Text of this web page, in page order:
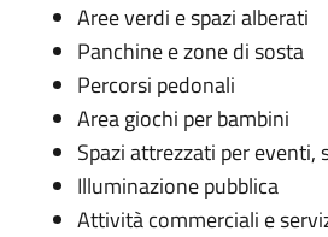
Aree verdi e spazi alberati
Panchine e zone di sosta
Percorsi pedonali
Area giochi per bambini
Spazi attrezzati per
Illuminazione pubblica
Attività commerciali e